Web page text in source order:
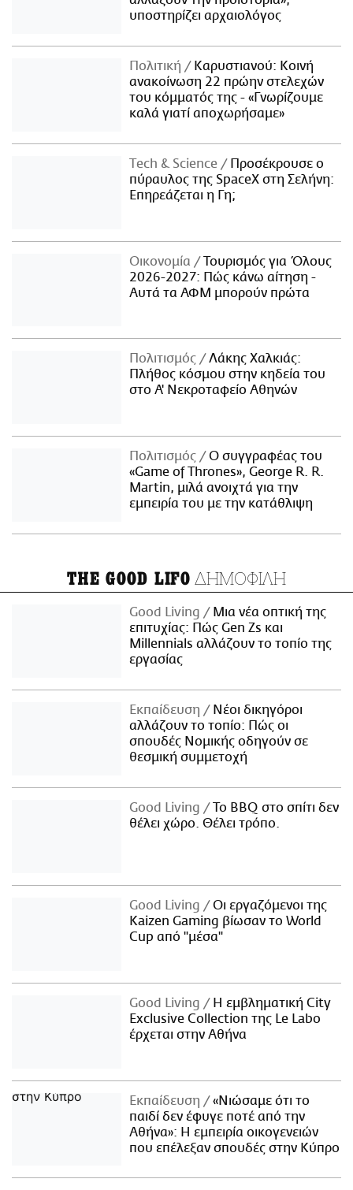
υποστηρίζει αρχαιολόγος
Πολιτική
Καρυστιανού: Κοινή
ανακοίνωση 22 πρώην στελεχών
του κόμματός της - «Γνωρίζουμε
καλά γιατί αποχωρήσαμε»
Τech & Science
Προσέκρουσε ο
πύραυλος της SpaceX στη Σελήνη:
Επηρεάζεται η Γη;
Οικονομία
Τουρισμός για Όλους
2026-2027: Πώς κάνω αίτηση -
Αυτά τα ΑΦΜ μπορούν πρώτα
Πολιτισμός
Λάκης Χαλκιάς:
Πλήθος κόσμου στην κηδεία του
στο Α' Νεκροταφείο Αθηνών
Πολιτισμός
Ο συγγραφέας του
«Game of Thrones», George R. R.
Martin, μιλά ανοιχτά για την
εμπειρία του με την κατάθλιψη
THE GOOD LIFO ΔΗΜΟΦΙΛΗ
Good Living
Μια νέα οπτική της
επιτυχίας: Πώς Gen Zs και
Millennials αλλάζουν το τοπίο της
εργασίας
Εκπαίδευση
Νέοι δικηγόροι
αλλάζουν το τοπίο: Πώς οι
σπουδές Νομικής οδηγούν σε
θεσμική συμμετοχή
Good Living
Το BBQ στο σπίτι δεν
θέλει χώρο. Θέλει τρόπο.
Good Living
Οι εργαζόμενοι της
Kaizen Gaming βίωσαν το World
Cup από "μέσα"
Good Living
Η εμβληματική City
Exclusive Collection της Le Labo
έρχεται στην Αθήνα
Εκπαίδευση
«Νιώσαμε ότι το
παιδί δεν έφυγε ποτέ από την
Αθήνα»: Η εμπειρία οικογενειών
που επέλεξαν σπουδές στην Κύπρο